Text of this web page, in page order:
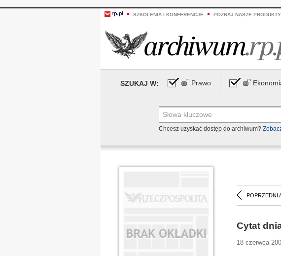
SZKOLENIA I KONFERENCJE POZNAJ NASZE PRODUKTY
SZUKAJ W: Prawo
Chcesz uzyskać dostęp do archiwum?
POPRZEDNI
Cytat
18 czerwca